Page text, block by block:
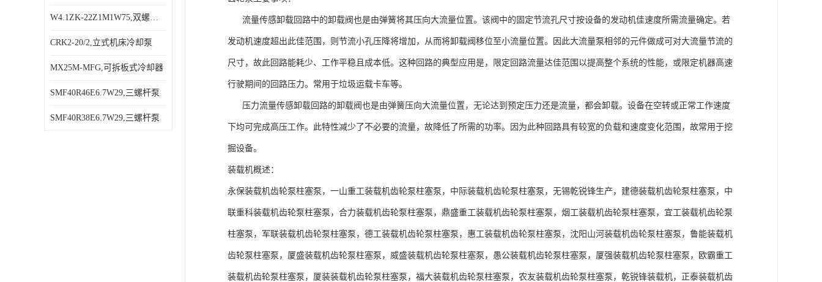
W4.1ZK-22Z1M1W75,双螺杆泵
CRK2-20/2,立式机床冷却泵
MX25M-MFG,可拆板式冷却器
SMF40R46E6.7W29,三螺杆泵
SMF40R38E6.7W29,三螺杆泵
流量传感卸载回路中的卸载阀也是由弹簧将其压向大流量位置。该阀中的固定节流孔尺寸按设备的发动机佳速度所需流量确定。若
发动机速度超出此佳范围，则节流小孔压降将增加，从而将卸载阀移位至小流量位置。因此大流量泵相邻的元件做成可对大流量节流的
尺寸，故此回路能耗少、工作平稳且成本低。这种回路的典型应用是，限定回路流量达佳范围以提高整个系统的性能，或限定机器高速
行驶期间的回路压力。常用于垃圾运载卡车等。
压力流量传感卸载回路的卸载阀也是由弹簧压向大流量位置，无论达到预定压力还是流量，都会卸载。设备在空转或正常工作速度
下均可完成高压工作。此特性减少了不必要的流量，故降低了所需的功率。因为此种回路具有较宽的负载和速度变化范围，故常用于挖
掘设备。
装载机概述：
永保装载机齿轮泵柱塞泵，一山重工装载机齿轮泵柱塞泵，中际装载机齿轮泵柱塞泵，无锡乾锐锋生产，建德装载机齿轮泵柱塞泵，中
联重科装载机齿轮泵柱塞泵，合力装载机齿轮泵柱塞泵，鼎盛重工装载机齿轮泵柱塞泵，烟工装载机齿轮泵柱塞泵，宜工装载机齿轮泵
柱塞泵，军联装载机齿轮泵柱塞泵，德工装载机齿轮泵柱塞泵，惠工装载机齿轮泵柱塞泵，沈阳山河装载机齿轮泵柱塞泵，鲁能装载机
齿轮泵柱塞泵，厦盛装载机齿轮泵柱塞泵，威盛装载机齿轮泵柱塞泵，愚公装载机齿轮泵柱塞泵，厦强装载机齿轮泵柱塞泵，欧霸重工
装载机齿轮泵柱塞泵，厦装装载机齿轮泵柱塞泵，福大装载机齿轮泵柱塞泵，农友装载机齿轮泵柱塞泵，乾锐锋装载机，正泰装载机齿